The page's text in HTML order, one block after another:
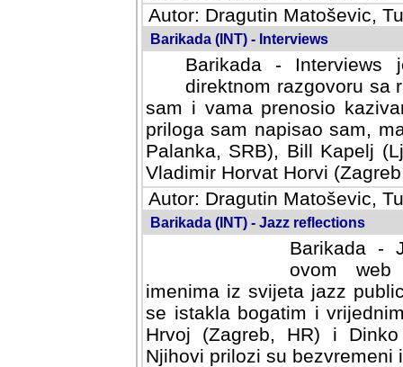
Autor: Dragutin Matoševic,
Barikada (INT) - Interviews
Barikada -
direktnom razgovoru sa
sam i vama prenosio
priloga sam napisao sam,
Palanka, SRB), Bill Kapelj
Vladimir Horvat Horvi
Autor: Dragutin Matoševic,
Barikada (INT) - Jazz reflections
Barikada -
ovom web
imenima iz svijeta jazz
se istakla bogatim i
Hrvoj (Zagreb, HR) i
Njihovi prilozi su bezvremeni